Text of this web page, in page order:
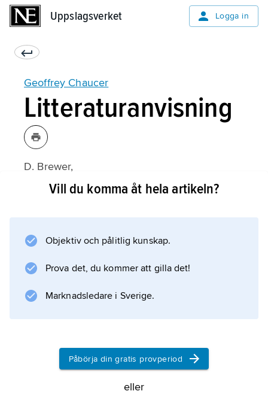
Uppslagsverket Logga in
Geoffrey Chaucer
Litteraturanvisning
D. Brewer,
ChaucerVill du komma åt hela artikeln?
Objektiv och pålitlig kunskap.
Prova det, du kommer att gilla det!
Marknadsledare i Sverige.
Påbörja din gratis provperiod
eller